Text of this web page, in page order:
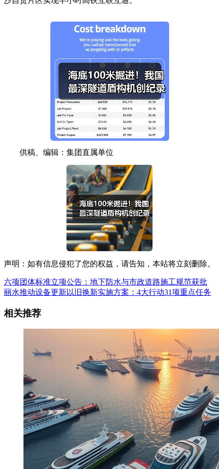
供稿、编辑：集团直属单位
声明：如有信息侵犯了您的权益，请告知，本站将立刻删除。
六项团体标准立项公告：地下防水与市政道路施工规范获批
丽水推动设备更新以旧换新实施方案：4大行动31项重点任务
相关推荐